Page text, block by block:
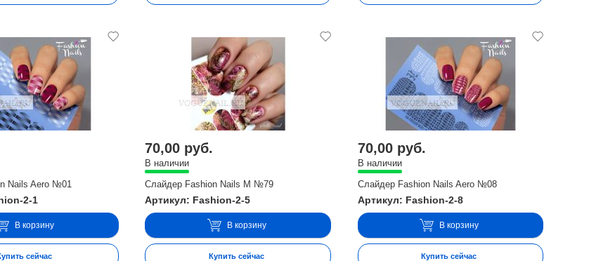
Nails Aero №01
2-1
В корзину
сейчас
70,00 руб.
В наличии
Слайдер Fashion Nails M №79
Артикул: Fashion-2-5
В корзину
Купить сейчас
70,00 руб.
В наличии
Слайдер Fashion Nails Aero №08
Артикул: Fashion-2-8
В корзину
Купить сейчас